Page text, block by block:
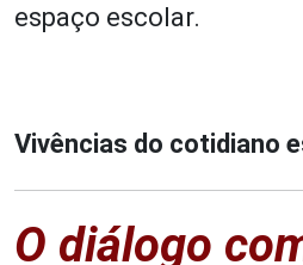
espaço escolar.
Vivências do cotidiano
O diálogo